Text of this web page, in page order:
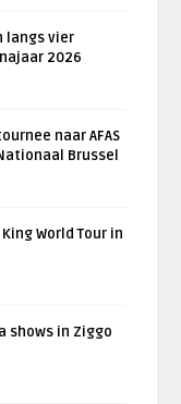
langs vier
2026
naar AFAS
Brussel
World Tour in
shows in Ziggo